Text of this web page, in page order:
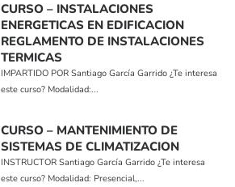
CURSO – INSTALACIONES
ENERGETICAS EN EDIFICACION
REGLAMENTO DE INSTALACIONES
TERMICAS
IMPARTIDO POR Santiago García Garrido ¿Te interesa
este curso? Modalidad:...
CURSO – MANTENIMIENTO DE
SISTEMAS DE CLIMATIZACION
INSTRUCTOR Santiago García Garrido ¿Te interesa
este curso? Modalidad: Presencial,...